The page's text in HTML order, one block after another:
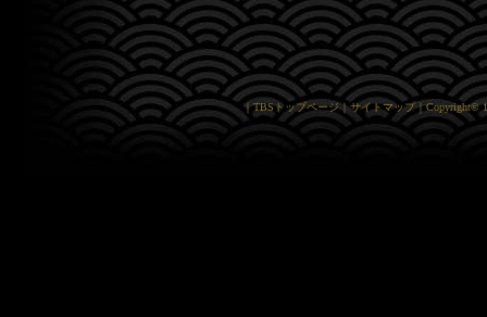
｜TBSトップページ｜サイトマップ｜Copyright©